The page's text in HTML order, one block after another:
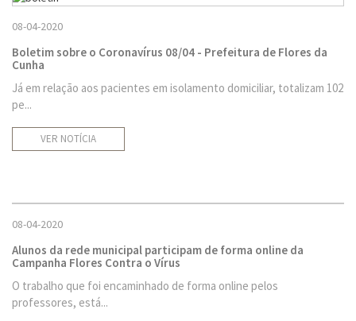
08-04-2020
Boletim sobre o Coronavírus 08/04 - Prefeitura de Flores da
Cunha
Já em relação aos pacientes em isolamento domiciliar, totalizam 102
pe...
VER NOTÍCIA
08-04-2020
Alunos da rede municipal participam de forma online da
Campanha Flores Contra o Vírus
O trabalho que foi encaminhado de forma online pelos
professores, está...